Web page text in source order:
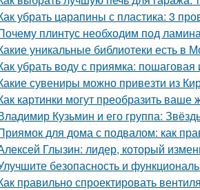
убрать царапины с пластика: 3
плинтус необходим под
уникальные библиотеки есть в
убрать воду с приямка: пошаговая
сувениры можно привезти из
картинки могут преобразить ваше
Кузьмин и его группа:
для дома с подвалом: как
Глызин: лидер, который
безопасность и
правильно спроектировать